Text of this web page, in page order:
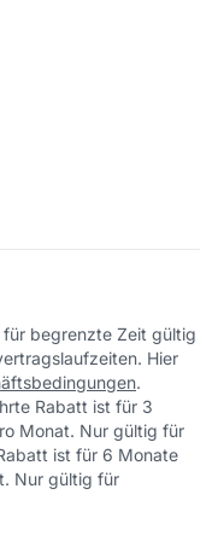
begrenzte Zeit gültig
Hier
.
Rabatt ist für 3
Monat. Nur gültig für
ist für 6 Monate
Nur gültig für